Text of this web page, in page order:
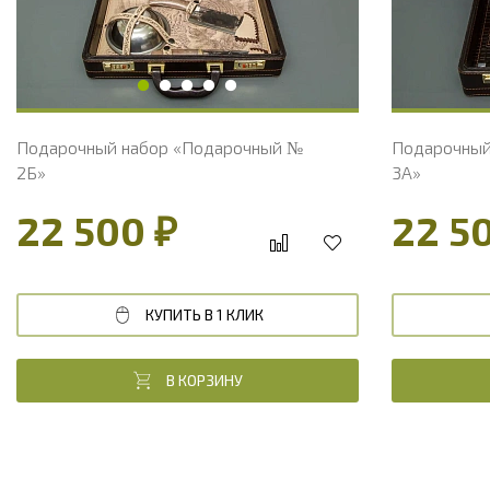
Подарочный набор «Подарочный №
2Б»
22 500 ₽
КУПИТЬ В 1 КЛИК
В КОРЗИНУ
3А»
22